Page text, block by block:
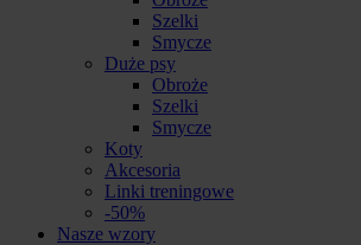
Szelki
Smycze
Duże psy
Obroże
Szelki
Smycze
Koty
Akcesoria
Linki treningowe
-50%
Nasze wzory